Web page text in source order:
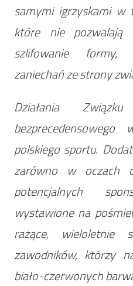
samymi igrzyskami w
które nie pozwalają
szlifowanie formy,
zaniechań ze strony
Działania
polskiego sportu.
zarówno w oczach
potencjalnych
wystawione na
rażące, wieloletnie
zawodników, którzy
biało-czerwonych